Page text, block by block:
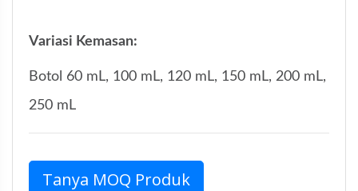
Variasi Kemasan:
Botol 60 mL, 100 mL, 120 mL, 150 mL, 200 mL,
250 mL
Tanya MOQ Produk